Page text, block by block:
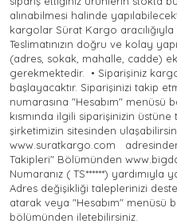
alınabilmesi halinde
kargolar Sürat Kargo
Teslimatınızın doğru ve kolay
(adres, sokak, mahalle, cadde)
gerekmektedir. • Siparişiniz
başlayacaktır. Siparişinizi takip
numarasına "Hesabım" menüsü
kısmında ilgili siparişinizin
şirketimizin sitesinden
www.suratkargo.com
Takipleri" Bölümünden
Numaranız ( TS******) yardımıyla
Adres değişikliği taleplerinizi
atarak veya "Hesabım" menüsü
bölümünden